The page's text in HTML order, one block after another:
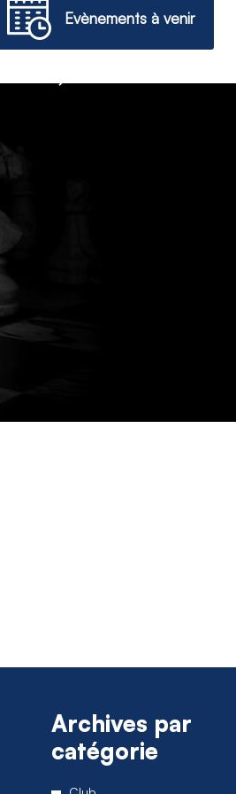
Evènements à venir
→
Archives par
catégorie